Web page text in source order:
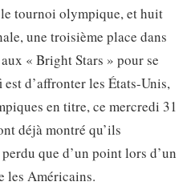
tournoi olympique, et huit
une troisième place dans
« Bright Stars » pour se
d’affronter les États-Unis,
en titre, ce mercredi 31
déjà montré qu’ils
que d’un point lors d’un
les Américains.